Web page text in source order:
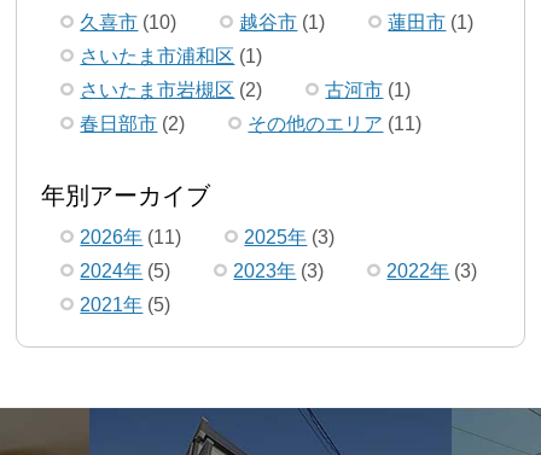
久喜市 (10) 越谷市 (1) 蓮田市 (1)
さいたま市浦和区 (1)
さいたま市岩槻区 (2) 古河市 (1)
春日部市 (2) その他のエリア (11)
年別アーカイブ
2026年 (11) 2025年 (3)
2024年 (5) 2023年 (3) 2022年 (3)
2021年 (5)